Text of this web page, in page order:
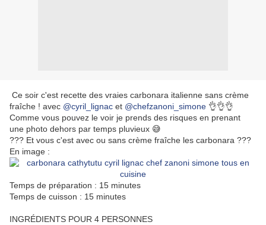
Ce soir c'est recette des vraies carbonara italienne sans crème
fraîche ! avec @cyril_lignac et @chefzanoni_simone 👌👌👌
Comme vous pouvez le voir je prends des risques en prenant
une photo dehors par temps pluvieux 😅
??? Et vous c'est avec ou sans crème fraîche les carbonara ???
En image :
Temps de préparation : 15 minutes
Temps de cuisson : 15 minutes
INGRÉDIENTS POUR 4 PERSONNES